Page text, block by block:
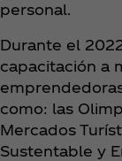
personal.
Durante el
capacitación a
como: las
Mercados
Sustentable y